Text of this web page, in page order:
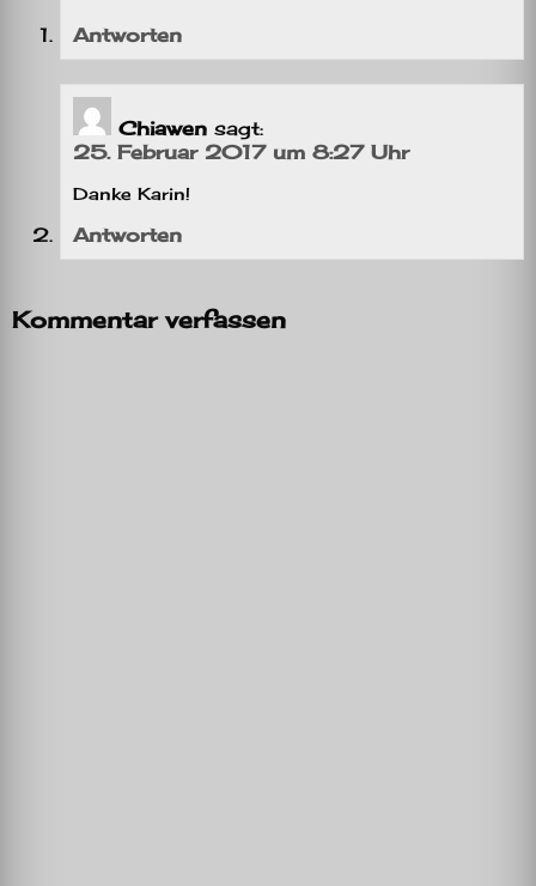
Antworten
Chiawen sagt:
25. Februar 2017 um 8:27 Uhr
Danke Karin!
Antworten
Kommentar verfassen